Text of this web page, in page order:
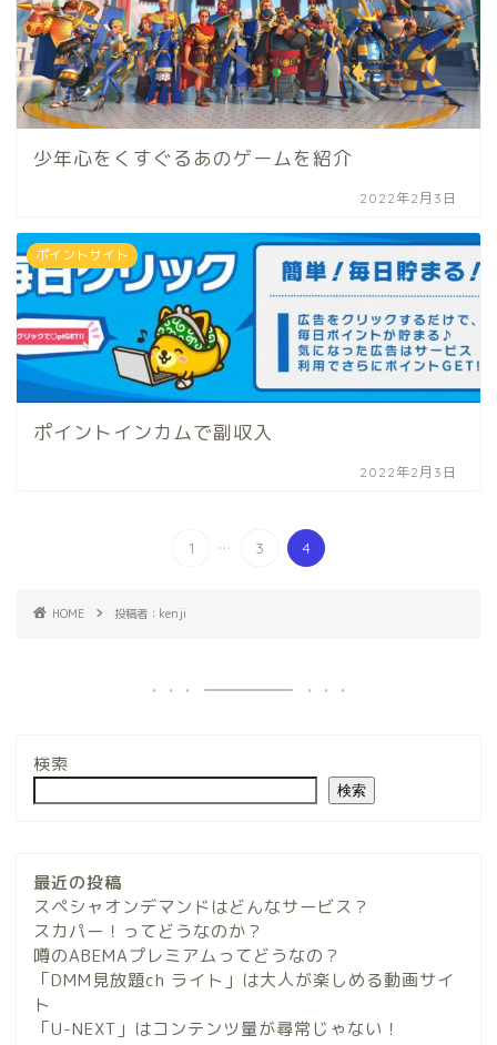
少年心をくすぐるあのゲームを紹介
2022年2月3日
ポイントサイト
ポイントインカムで副収入
2022年2月3日
1 ... 3 4
HOME 投稿者：kenji
検索
検索
最近の投稿
スペシャオンデマンドはどんなサービス？
スカパー！ってどうなのか？
噂のABEMAプレミアムってどうなの？
「DMM見放題ch ライト」は大人が楽しめる動画サイ
ト
「U-NEXT」はコンテンツ量が尋常じゃない！
プロフィール
サービス
ランキング